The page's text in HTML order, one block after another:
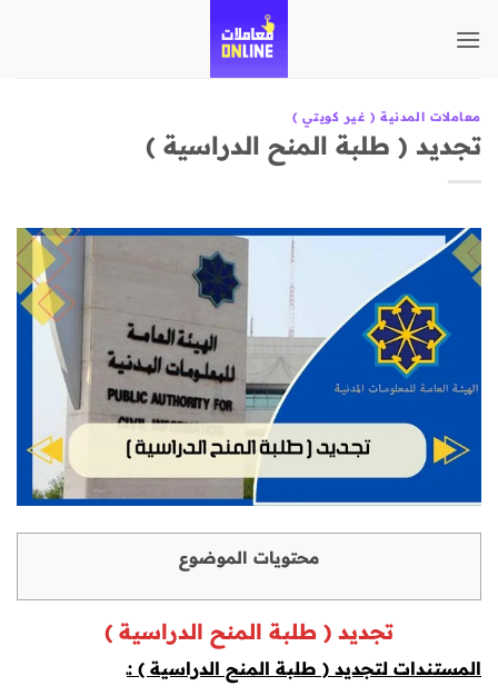
للمحتوى
معاملات المدنية ( غير كويتي )
تجديد ( طلبة المنح الدراسية )
محتويات الموضوع
تجديد ( طلبة المنح الدراسية )
المستندات لتجديد ( طلبة المنح الدراسية ) :ـ